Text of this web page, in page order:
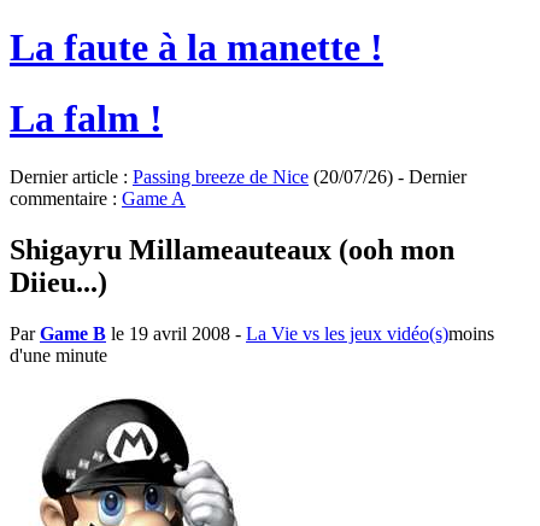
La faute à la manette !
La falm !
Dernier article : Passing breeze de Nice (20/07/26) - Dernier
commentaire : Game A
Shigayru Millameauteaux (ooh mon
Diieu...)
ParGame B le 19 avril 2008 - La Vie vs les jeux vidéo(s)moins
d'une minute